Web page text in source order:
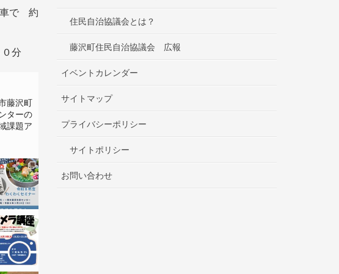
車で 約
分
藤沢町
ターの
課題ア
住民自治協議会とは？
藤沢町住民自治協議会 広報
イベントカレンダー
サイトマップ
プライバシーポリシー
サイトポリシー
お問い合わせ